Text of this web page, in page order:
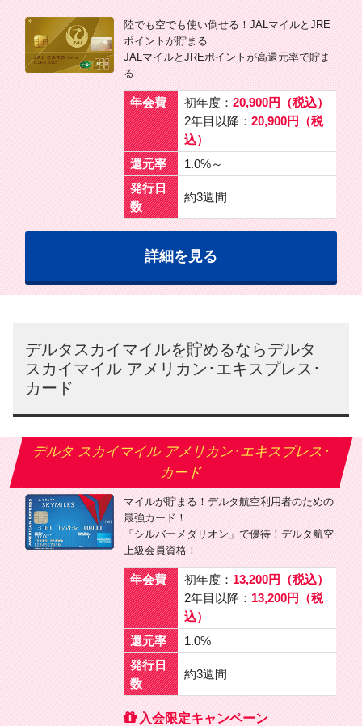
陸でも空でも使い倒せる！JALマイルとJRE
ポイントが貯まる
JALマイルとJREポイントが高還元率で貯ま
る
年会費 初年度： 20,900円（税込）
2年目以降： 20,900円（税
込）
還元率
1.0%～
発行日
数
約3週間
詳細を見る
デルタスカイマイルを貯めるならデルタ
スカイマイル アメリカン･エキスプレス･
カード
デルタ スカイマイル アメリカン･エキスプレス･
カード
マイルが貯まる！デルタ航空利用者のための
最強カード！
「シルバーメダリオン」で優待！デルタ航空
上級会員資格！
年会費 初年度： 13,200円（税込）
2年目以降： 13,200円（税
込）
還元率
1.0%
発行日
数
約3週間
入会限定キャンペーン